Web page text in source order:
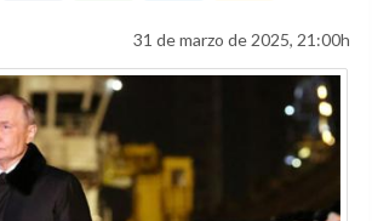
31 de marzo de 2025, 21:00h